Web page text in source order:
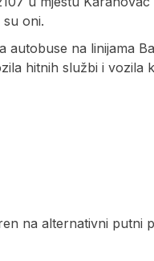
oni.
na linijama
hitnih službi i vozila
na alternativni putni